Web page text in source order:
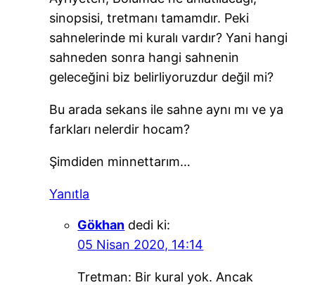
sinopsisi, tretmanı tamamdır. Peki
sahnelerinde mi kuralı vardır? Yani hangi
sahneden sonra hangi sahnenin
geleceğini biz belirliyoruzdur değil mi?
Bu arada sekans ile sahne aynı mı ve ya
farkları nelerdir hocam?
Şimdiden minnettarım…
Yanıtla
Gökhan dedi ki:
05 Nisan 2020, 14:14
Tretman: Bir kural yok. Ancak